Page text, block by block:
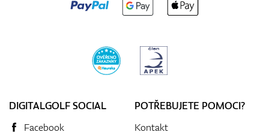
DIGITALGOLF SOCIAL
Facebook
POTŘEBUJETE POMOCI?
Kontakt